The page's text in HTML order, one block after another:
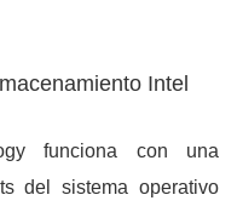
Intel
funciona con una
del sistema operativo